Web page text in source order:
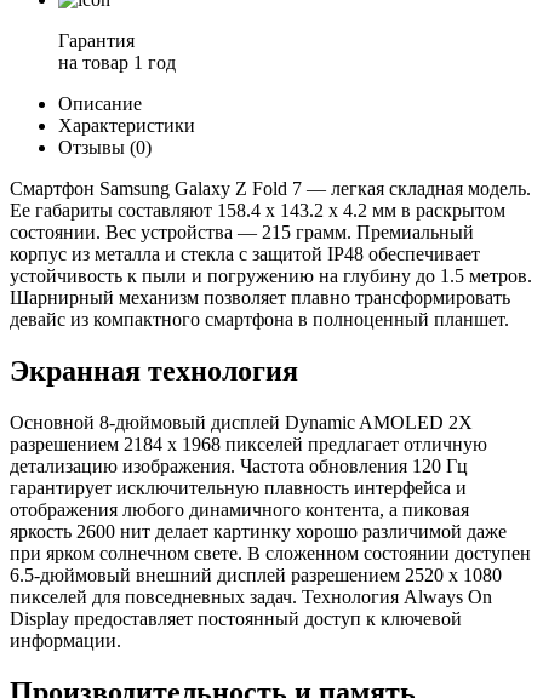
Гарантия
на товар 1 год
Описание
Характеристики
Отзывы (0)
Смартфон Samsung Galaxy Z Fold 7 — легкая складная модель.
Ее габариты составляют 158.4 х 143.2 х 4.2 мм в раскрытом
состоянии. Вес устройства — 215 грамм. Премиальный
корпус из металла и стекла с защитой IP48 обеспечивает
устойчивость к пыли и погружению на глубину до 1.5 метров.
Шарнирный механизм позволяет плавно трансформировать
девайс из компактного смартфона в полноценный планшет.
Экранная технология
Основной 8-дюймовый дисплей Dynamic AMOLED 2X
разрешением 2184 х 1968 пикселей предлагает отличную
детализацию изображения. Частота обновления 120 Гц
гарантирует исключительную плавность интерфейса и
отображения любого динамичного контента, а пиковая
яркость 2600 нит делает картинку хорошо различимой даже
при ярком солнечном свете. В сложенном состоянии доступен
6.5-дюймовый внешний дисплей разрешением 2520 х 1080
пикселей для повседневных задач. Технология Always On
Display предоставляет постоянный доступ к ключевой
информации.
Производительность и память